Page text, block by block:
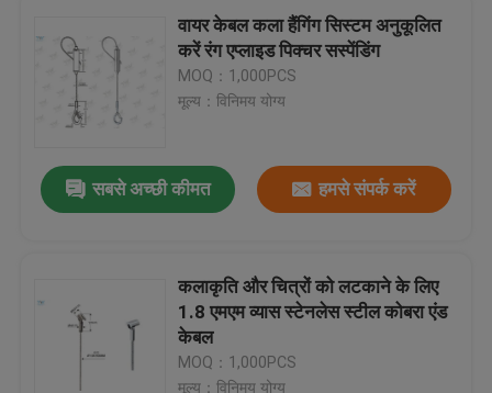
वायर केबल कला हैंगिंग सिस्टम अनुकूलित
करें रंग एप्लाइड पिक्चर सस्पेंडिंग
MOQ：1,000PCS
मूल्य：विनिमय योग्य
सबसे अच्छी कीमत हमसे संपर्क करें
कलाकृति और चित्रों को लटकाने के लिए
1.8 एमएम व्यास स्टेनलेस स्टील कोबरा एंड
केबल
MOQ：1,000PCS
मूल्य：विनिमय योग्य